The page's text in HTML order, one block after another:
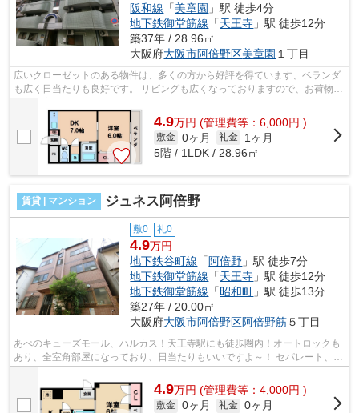
阪和線 「美章園 」駅 徒歩4分
地下鉄御堂筋線 「天王寺 」駅 徒歩12分
築37年 / 28.96㎡
大阪府大阪市阿倍野区美章園 １丁目
広いクローゼットのある物件は、多くの方から好評を得ています、ベランダ
も広く日当たりも良好です。 リビングも広くなっておりますので、お荷物の
4.9万円 (管理費等：6,000円 )
敷金 0ヶ月 礼金
1ヶ月
5階 / 1LDK / 28.96㎡
賃貸 | マンション ジュネス阿倍野
敷0 礼0
4.9万円
地下鉄谷町線 「 阿倍野 」駅 徒歩7分
地下鉄御堂筋線 「天王寺 」駅 徒歩12分
地下鉄御堂筋線 「昭和町 」駅 徒歩13分
築27年 / 20.00㎡
大阪府大阪市阿倍野区阿倍野筋５丁目
あべのキューズモール、ハルカス！天王寺駅にも徒歩圏内！オートロックも
あり、全室角部屋になっており、日当たりもいいですよ～！ セパレート、オ
ートロック有り！敷金礼金0円物件で...
4.9万円 (管理費等：4,000円 )
敷金 0ヶ月 礼金 0ヶ月